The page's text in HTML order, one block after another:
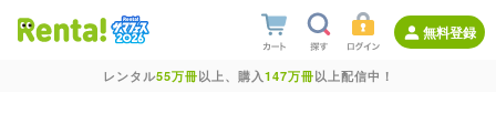
無料登録
レンタル55万冊以上、購入147万冊以上配信中！